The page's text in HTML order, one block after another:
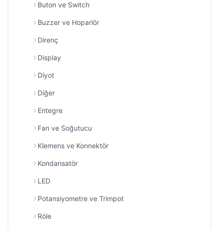
Buton ve Switch
Buzzer ve Hoparlör
Direnç
Display
Diyot
Diğer
Entegre
Fan ve Soğutucu
Klemens ve Konnektör
Kondansatör
LED
Potansiyometre ve Trimpot
Röle